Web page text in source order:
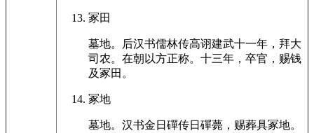
冢田
墓地。后汉书儒林传高诩建武十一年，拜大
司农。在朝以方正称。十三年，卒官，赐钱
及冢田。
冢地
墓地。汉书金日磾传日磾薨，赐葬具冢地。